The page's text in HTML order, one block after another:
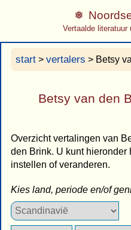
Vertaalde literatuur
start > vertalers > Betsy
Betsy van den
Overzicht vertalingen van
den Brink. U kunt hieronder
instellen of veranderen.
Kies land, periode en/of